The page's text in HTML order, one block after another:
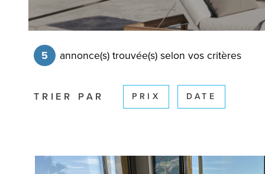
5 annonce(s) trouvée(s) selon vos critères
TRIER PAR PRIX DATE